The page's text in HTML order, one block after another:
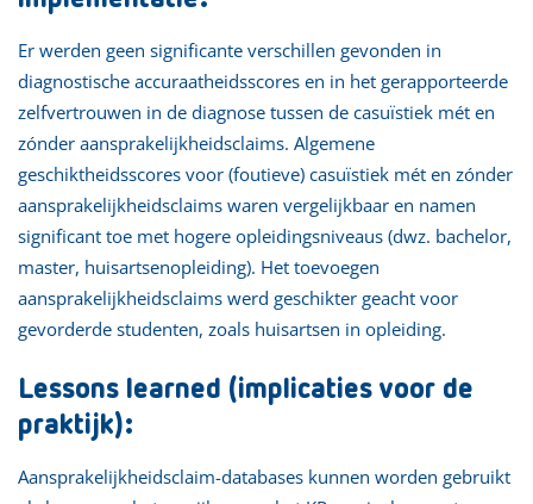
Er werden geen significante verschillen gevonden in
diagnostische accuraatheidsscores en in het gerapporteerde
zelfvertrouwen in de diagnose tussen de casuïstiek mét en
zónder aansprakelijkheidsclaims. Algemene
geschiktheidsscores voor (foutieve) casuïstiek mét en zónder
aansprakelijkheidsclaims waren vergelijkbaar en namen
significant toe met hogere opleidingsniveaus (dwz. bachelor,
master, huisartsenopleiding). Het toevoegen
aansprakelijkheidsclaims werd geschikter geacht voor
gevorderde studenten, zoals huisartsen in opleiding.
Lessons learned (implicaties voor de
praktijk):
Aansprakelijkheidsclaim-databases kunnen worden gebruikt